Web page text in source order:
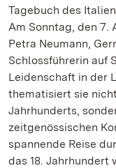
Tagebuch des
Am Sonntag, den 7.
Petra Neumann,
Schlossführerin auf
Leidenschaft in der
thematisiert sie
Jahrhunderts,
zeitgenössischen
spannende Reise
das 18.